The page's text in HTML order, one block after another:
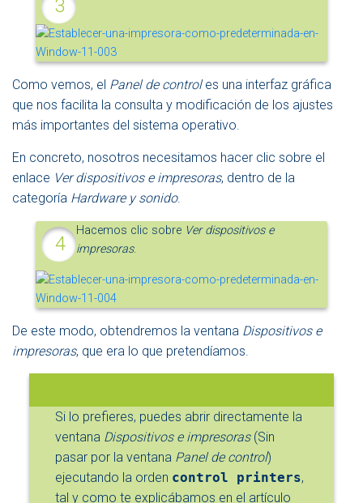
Como vemos, el Panel de controles una interfaz gráfica
que nos facilita la consulta y modificación de los ajustes
más importantes del sistema operativo.
En concreto, nosotros necesitamos hacer clic sobre el
enlace Ver dispositivos e impresoras, dentro de la
categoría Hardware y sonido.
Hacemos clic sobre Ver dispositivos e
impresoras.
De este modo, obtendremos la ventana Dispositivos e
impresoras, que era lo que pretendíamos.
Si lo prefieres, puedes abrir directamente la
ventana Dispositivos e impresoras(Sin
pasar por la ventana Panel de control)
ejecutando la orden control printers,
tal y como te explicábamos en el artículo